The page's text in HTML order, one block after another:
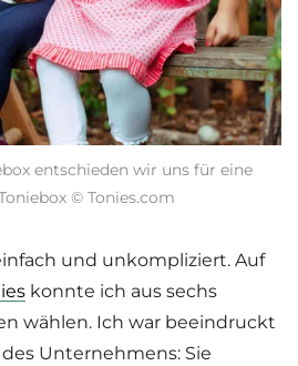
entschieden wir uns für eine
© Tonies.com
und unkompliziert. Auf
konnte ich aus sechs
wählen. Ich war beeindruckt
Unternehmens: Sie